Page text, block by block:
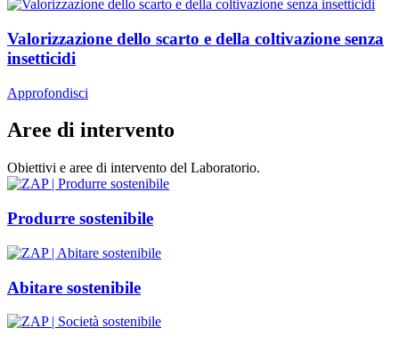
Valorizzazione dello scarto e della coltivazione senza
insetticidi
Approfondisci
Aree di intervento
Obiettivi e aree di intervento del Laboratorio.
Produrre sostenibile
Abitare sostenibile